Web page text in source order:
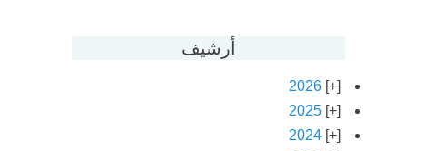
أرشيف
2026
2025
2024